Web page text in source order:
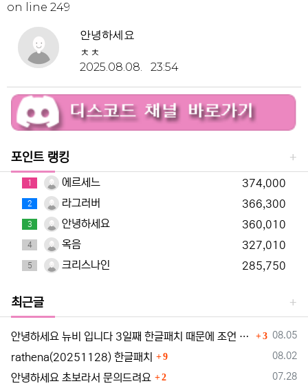
on line 249
안녕하세요
ㅊㅊ
2025.08.08. 23:54
포인트 랭킹
1 에르세느 374,000
2 라그러버 366,300
3 안녕하세요 360,010
4 옥음 327,010
5 크리스나인 285,750
최근글
등록일
08.05
안녕하세요 뉴비 입니다 3일째 한글패치 때문에 조언 드립니다
댓글
3
등록일
08.02
rathena(20251128) 한글패치 9
등록일
07.28
안녕하세요 초보라서 문의드려요
2